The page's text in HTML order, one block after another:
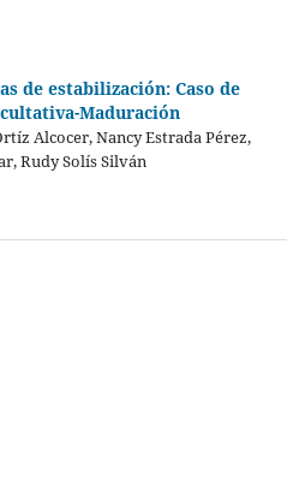
de estabilización: Caso de
Maduración
Alcocer, Nancy Estrada Pérez,
Rudy Solís Silván